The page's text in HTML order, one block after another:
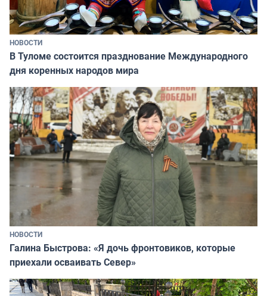
НОВОСТИ
В Туломе состоится празднование Международного
дня коренных народов мира
НОВОСТИ
Галина Быстрова: «Я дочь фронтовиков, которые
приехали осваивать Север»